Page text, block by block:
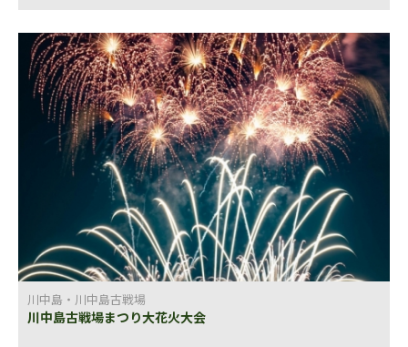
川中島・川中島古戦場
川中島古戦場まつり大花火大会